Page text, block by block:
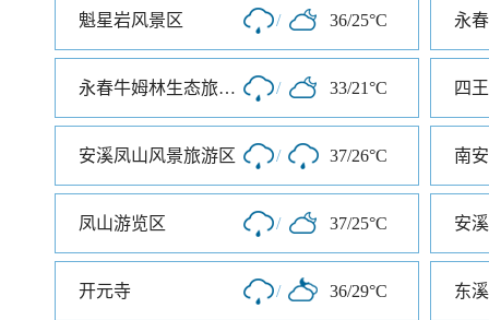
魁星岩风景区 / 36/25°C
永春牛姆林生态旅游区 / 33/21°C 四
安溪凤山风景旅游区 / 37/26°C
凤山游览区 / 37/25°C 安
开元寺 / 36/29°C 东